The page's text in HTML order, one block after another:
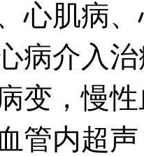
心肌病
病介入
变，慢
管内超